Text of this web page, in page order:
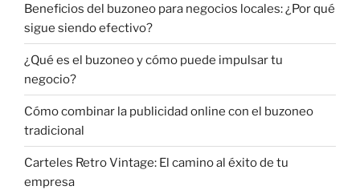
Beneficios del buzoneo para negocios locales: ¿Por qué
sigue siendo efectivo?
¿Qué es el buzoneo y cómo puede impulsar tu
negocio?
Cómo combinar la publicidad online con el buzoneo
tradicional
Carteles Retro Vintage: El camino al éxito de tu
empresa